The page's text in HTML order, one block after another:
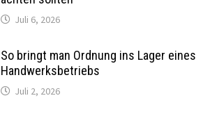
Juli 6, 2026
So bringt man Ordnung ins Lager eines
Handwerksbetriebs
Juli 2, 2026